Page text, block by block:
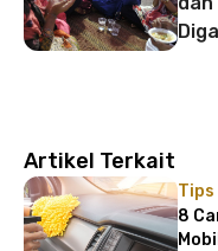
Artikel Terkait
8